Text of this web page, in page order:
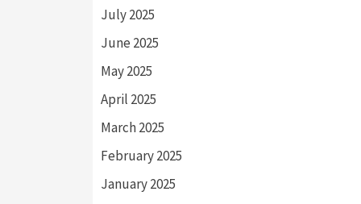
July 2025
June 2025
May 2025
April 2025
March 2025
February 2025
January 2025